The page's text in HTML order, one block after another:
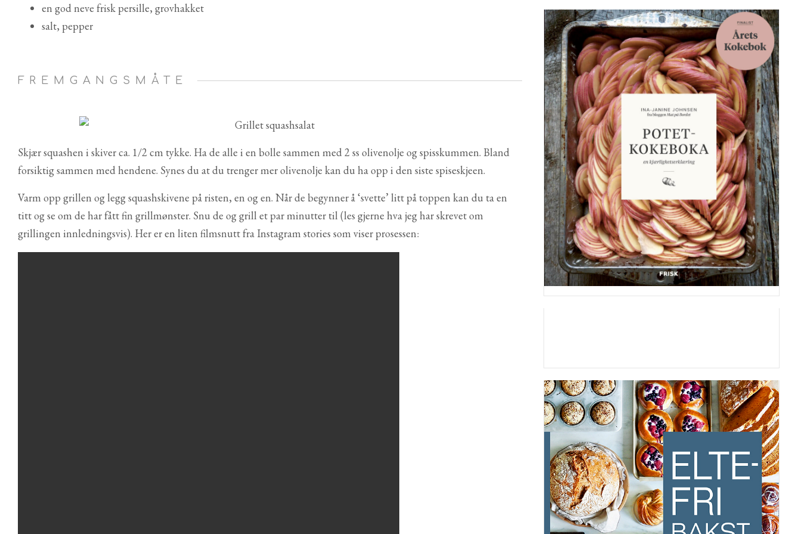
en god neve frisk persille, grovhakket
salt, pepper
FREMGANGSMÅTE
Skjær squashen i skiver ca. 1/2 cm tykke. Ha de alle i en bolle sammen med 2 ss olivenolje og spisskummen. Bland
forsiktig sammen med hendene. Synes du at du trenger mer olivenolje kan du ha opp i den siste spiseskjeen.
Varm opp grillen og legg squashskivene på risten, en og en. Når de begynner å ‘svette’ litt på toppen kan du ta en
titt og se om de har fått fin grillmønster. Snu de og grill et par minutter til (les gjerne hva jeg har skrevet om
grillingen innledningsvis). Her er en liten filmsnutt fra Instagram stories som viser prosessen: